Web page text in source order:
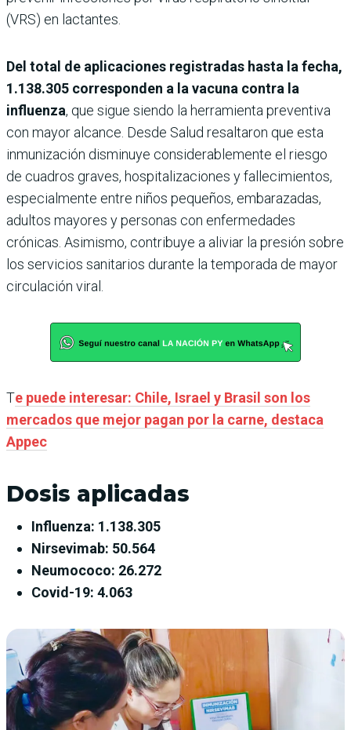
(VRS) en lactantes.
Del total de aplicaciones registradas hasta la fecha,
1.138.305 corresponden a la vacuna contra la
influenza, que sigue siendo la herramienta preventiva
con mayor alcance. Desde Salud resaltaron que esta
inmunización disminuye considerablemente el riesgo
de cuadros graves, hospitalizaciones y fallecimientos,
especialmente entre niños pequeños, embarazadas,
adultos mayores y personas con enfermedades
crónicas. Asimismo, contribuye a aliviar la presión sobre
los servicios sanitarios durante la temporada de mayor
circulación viral.
Te puede interesar: Chile, Israel y Brasil son los
mercados que mejor pagan por la carne, destaca
Appec
Dosis aplicadas
Influenza: 1.138.305
Nirsevimab: 50.564
Neumococo: 26.272
Covid-19: 4.063